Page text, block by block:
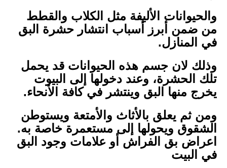
والحيوانات الأليفة مثل الكلاب والقطط
من ضمن أبرز أسباب انتشار حشرة البق
في المنازل.
وذلك لان جسم هذه الحيوانات قد يحمل
تلك الحشرة، وعند دخولها إلى البيوت
يخرج منها البق وينتشر في كافة الأنحاء.
ومن ثم يعلق بالأثاث والأمتعة ويستوطن
الشقوق ويحولها إلى مستعمرة خاصة به.
اعراض بق الفراش أو علامات وجود البق
في البيت